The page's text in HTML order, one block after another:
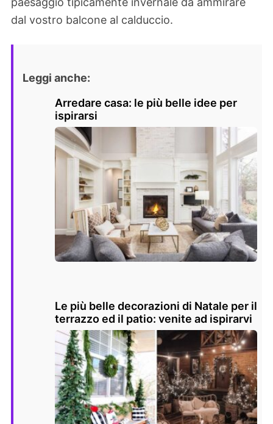
dal vostro balcone al calduccio.
Leggi anche:
Arredare casa: le più belle idee per
ispirarsi
Le più belle decorazioni di Natale per il
terrazzo ed il patio: venite ad ispirarvi